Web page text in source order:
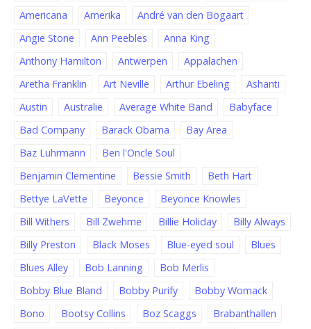
Americana
Amerika
André van den Bogaart
Angie Stone
Ann Peebles
Anna King
Anthony Hamilton
Antwerpen
Appalachen
Aretha Franklin
Art Neville Arthur Ebeling
Ashanti
Austin
Australië Average White Band
Babyface
Bad Company
Barack Obama
Bay Area
Baz Luhrmann
Ben l'Oncle Soul
Benjamin Clementine
Bessie Smith
Beth Hart
Bettye LaVette
Beyonce
Beyonce Knowles
Bill Withers
Bill Zwehme Billie Holiday
Billy Always
Billy Preston
Black Moses Blue-eyed soul
Blues
Blues Alley
Bob Lanning
Bob Merlis
Bobby Blue Bland
Bobby Purify
Bobby Womack
Bono
Bootsy Collins Boz Scaggs
Brabanthallen